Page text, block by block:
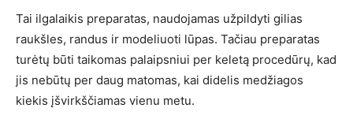
Tai ilgalaikis preparatas, naudojamas užpildyti gilias
raukšles, randus ir modeliuoti lūpas. Tačiau preparatas
turėtų būti taikomas palaipsniui per keletą procedūrų, kad
jis nebūtų per daug matomas, kai didelis medžiagos
kiekis įšvirkščiamas vienu metu.